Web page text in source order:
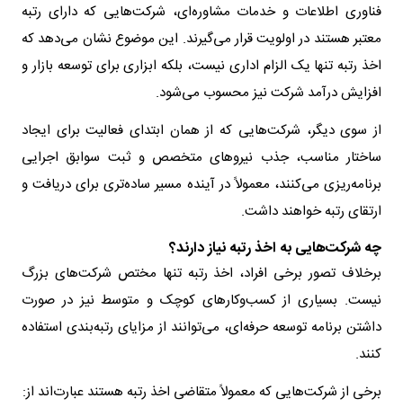
فناوری اطلاعات و خدمات مشاوره‌ای، شرکت‌هایی که دارای رتبه
معتبر هستند در اولویت قرار می‌گیرند. این موضوع نشان می‌دهد که
اخذ رتبه تنها یک الزام اداری نیست، بلکه ابزاری برای توسعه بازار و
افزایش درآمد شرکت نیز محسوب می‌شود.
از سوی دیگر، شرکت‌هایی که از همان ابتدای فعالیت برای ایجاد
ساختار مناسب، جذب نیروهای متخصص و ثبت سوابق اجرایی
برنامه‌ریزی می‌کنند، معمولاً در آینده مسیر ساده‌تری برای دریافت و
ارتقای رتبه خواهند داشت.
چه شرکت‌هایی به اخذ رتبه نیاز دارند؟
برخلاف تصور برخی افراد، اخذ رتبه تنها مختص شرکت‌های بزرگ
نیست. بسیاری از کسب‌وکارهای کوچک و متوسط نیز در صورت
داشتن برنامه توسعه حرفه‌ای، می‌توانند از مزایای رتبه‌بندی استفاده
کنند.
برخی از شرکت‌هایی که معمولاً متقاضی اخذ رتبه هستند عبارت‌اند از: